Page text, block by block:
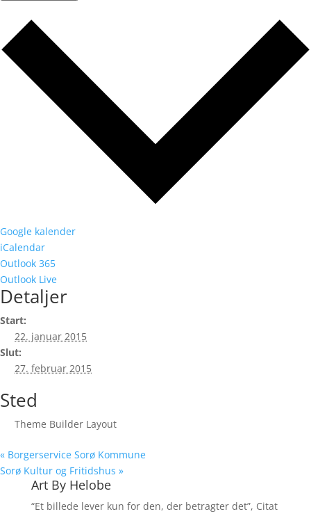
Google kalender
iCalendar
Outlook 365
Outlook Live
Detaljer
Start:
22. januar 2015
Slut:
27. februar 2015
Sted
Theme Builder Layout
« Borgerservice Sorø Kommune
Sorø Kultur og Fritidshus »
Art By Helobe
“Et billede lever kun for den, der betragter det”, Citat